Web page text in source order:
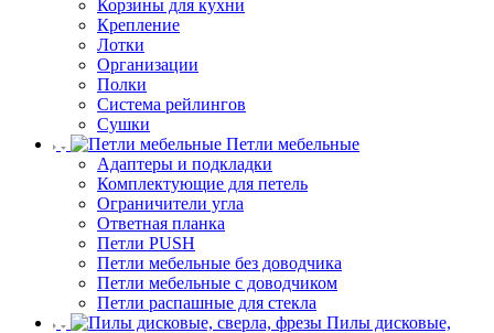
Корзины для кухни
Крепление
Лотки
Организации
Полки
Система рейлингов
Сушки
Петли мебельные
Адаптеры и подкладки
Комплектующие для петель
Ограничители угла
Ответная планка
Петли PUSH
Петли мебельные без доводчика
Петли мебельные с доводчиком
Петли распашные для стекла
Пилы дисковые,